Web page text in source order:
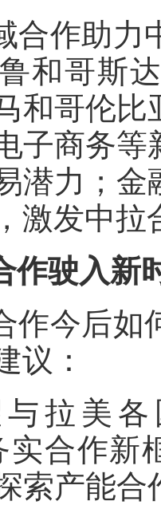
合作助力
和哥斯
和哥伦
子商务
潜力；
激发中拉
作驶入新
作今后如
议：
拉美
实合作新
索产能